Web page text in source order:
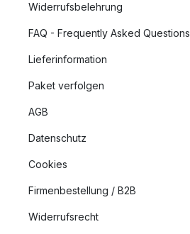
Widerrufsbelehrung
FAQ - Frequently Asked Questions
Lieferinformation
Paket verfolgen
AGB
Datenschutz
Cookies
Firmenbestellung / B2B
Widerrufsrecht